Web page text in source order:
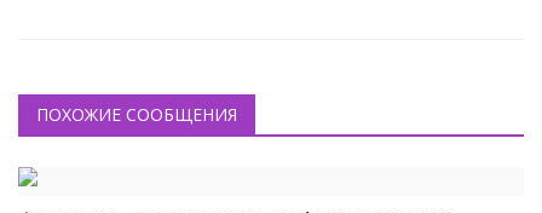
ПОХОЖИЕ СООБЩЕНИЯ